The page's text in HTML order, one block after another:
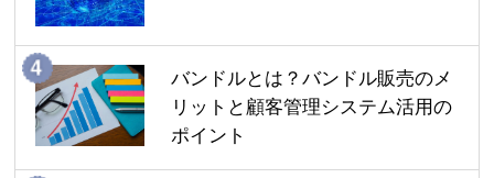
バンドルとは？バンドル販売のメ
リットと顧客管理システム活用の
ポイント